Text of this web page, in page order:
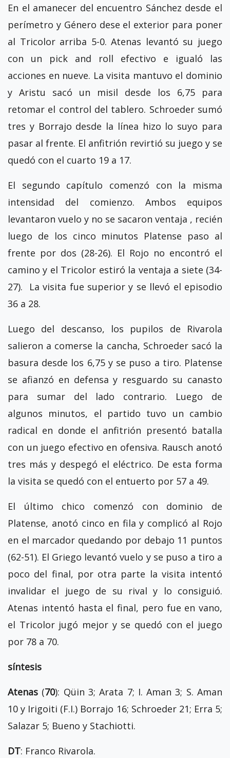
En el amanecer del encuentro Sánchez desde el
perímetro y Género dese el exterior para poner
al Tricolor arriba 5-0. Atenas levantó su juego
con un pick and roll efectivo e igualó las
acciones en nueve. La visita mantuvo el dominio
y Aristu sacó un misil desde los 6,75 para
retomar el control del tablero. Schroeder sumó
tres y Borrajo desde la línea hizo lo suyo para
pasar al frente. El anfitrión revirtió su juego y se
quedó con el cuarto 19 a 17.
El segundo capítulo comenzó con la misma
intensidad del comienzo. Ambos equipos
levantaron vuelo y no se sacaron ventaja , recién
luego de los cinco minutos Platense paso al
frente por dos (28-26). El Rojo no encontró el
camino y el Tricolor estiró la ventaja a siete (34-
27). La visita fue superior y se llevó el episodio
36 a 28.
Luego del descanso, los pupilos de Rivarola
salieron a comerse la cancha, Schroeder sacó la
basura desde los 6,75 y se puso a tiro. Platense
se afianzó en defensa y resguardo su canasto
para sumar del lado contrario. Luego de
algunos minutos, el partido tuvo un cambio
radical en donde el anfitrión presentó batalla
con un juego efectivo en ofensiva. Rausch anotó
tres más y despegó el eléctrico. De esta forma
la visita se quedó con el entuerto por 57 a 49.
El último chico comenzó con dominio de
Platense, anotó cinco en fila y complicó al Rojo
en el marcador quedando por debajo 11 puntos
(62-51). El Griego levantó vuelo y se puso a tiro a
poco del final, por otra parte la visita intentó
invalidar el juego de su rival y lo consiguió.
Atenas intentó hasta el final, pero fue en vano,
el Tricolor jugó mejor y se quedó con el juego
por 78 a 70.
síntesis
Atenas (70): Qüin 3; Arata 7; I. Aman 3; S. Aman
10 y Irigoiti (F.I.) Borrajo 16; Schroeder 21; Erra 5;
Salazar 5; Bueno y Stachiotti.
DT: Franco Rivarola.